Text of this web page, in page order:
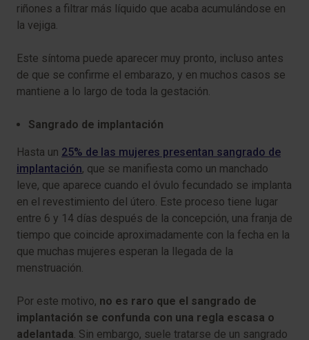
riñones a filtrar más líquido que acaba acumulándose en
la vejiga.
Este síntoma puede aparecer muy pronto, incluso antes
de que se confirme el embarazo, y en muchos casos se
mantiene a lo largo de toda la gestación.
Sangrado de implantación
Hasta un 25% de las mujeres presentan sangrado de
implantación, que se manifiesta como un manchado
leve, que aparece cuando el óvulo fecundado se implanta
en el revestimiento del útero. Este proceso tiene lugar
entre 6 y 14 días después de la concepción, una franja de
tiempo que coincide aproximadamente con la fecha en la
que muchas mujeres esperan la llegada de la
menstruación.
Por este motivo, no es raro que el sangrado de
implantación se confunda con una regla escasa o
adelantada. Sin embargo, suele tratarse de un sangrado